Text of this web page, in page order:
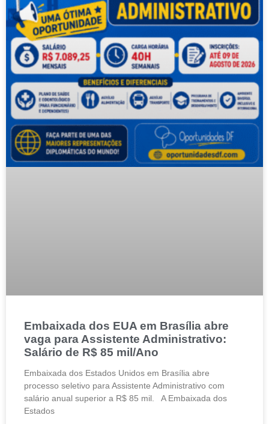
Embaixada dos EUA em Brasília abre
vaga para Assistente Administrativo:
Salário de R$ 85 mil/Ano
Embaixada dos Estados Unidos em Brasília abre
processo seletivo para Assistente Administrativo com
salário anual superior a R$ 85 mil. A Embaixada dos
Estados